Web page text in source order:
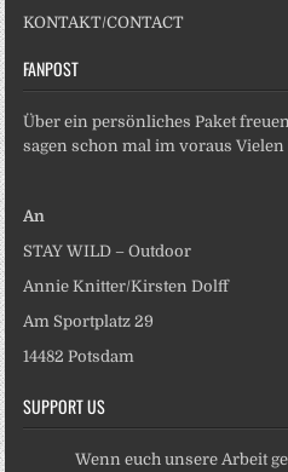
KONTAKT/CONTACT
FANPOST
Über ein persönliches Paket
sagen schon mal im voraus Vielen
An
STAY WILD – Outdoor
Annie Knitter/Kirsten Dolff
Am Sportplatz 29
14482 Potsdam
SUPPORT US
Wenn euch unsere Arbeit